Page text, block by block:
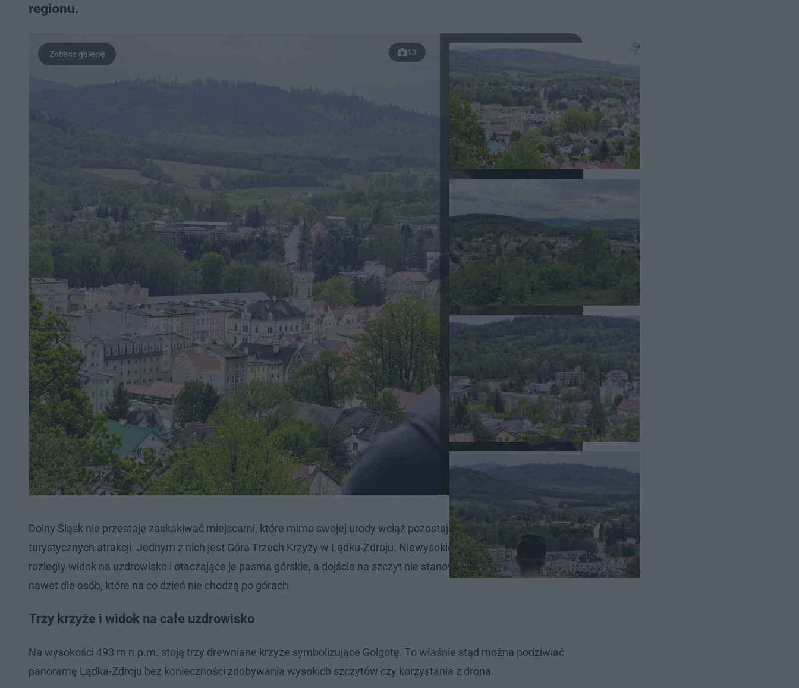
regionu.
13
Dolny Śląsk nie przestaje zaskakiwać miejscami, które mimo swojej urody wciąż pozostają poza głównym szlakiem
turystycznych atrakcji. Jednym z nich jest Góra Trzech Krzyży w Lądku-Zdroju. Niewysokie wzniesienie oferuje
rozległy widok na uzdrowisko i otaczające je pasma górskie, a dojście na szczyt nie stanowi większego wyzwania
nawet dla osób, które na co dzień nie chodzą po górach.
Trzy krzyże i widok na całe uzdrowisko
Na wysokości 493 m n.p.m. stoją trzy drewniane krzyże symbolizujące Golgotę. To właśnie stąd można podziwiać
panoramę Lądka-Zdroju bez konieczności zdobywania wysokich szczytów czy korzystania z drona.